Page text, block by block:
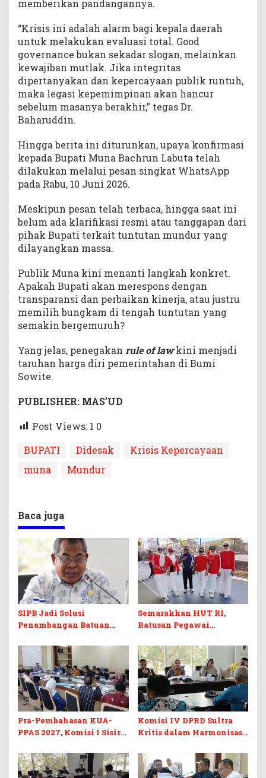
memberikan pandangannya.
“Krisis ini adalah alarm bagi kepala daerah
untuk melakukan evaluasi total. Good
governance bukan sekadar slogan, melainkan
kewajiban mutlak. Jika integritas
dipertanyakan dan kepercayaan publik runtuh,
maka legasi kepemimpinan akan hancur
sebelum masanya berakhir,” tegas Dr.
Baharuddin.
Hingga berita ini diturunkan, upaya konfirmasi
kepada Bupati Muna Bachrun Labuta telah
dilakukan melalui pesan singkat WhatsApp
pada Rabu, 10 Juni 2026.
Meskipun pesan telah terbaca, hingga saat ini
belum ada klarifikasi resmi atau tanggapan dari
pihak Bupati terkait tuntutan mundur yang
dilayangkan massa.
Publik Muna kini menanti langkah konkret.
Apakah Bupati akan merespons dengan
transparansi dan perbaikan kinerja, atau justru
memilih bungkam di tengah tuntutan yang
semakin bergemuruh?
Yang jelas, penegakan rule of law kini menjadi
taruhan harga diri pemerintahan di Bumi
Sowite.
PUBLISHER: MAS’UD
Post Views: 1 0
BUPATI
Didesak
Krisis Kepercayaan
muna
Mundur
Baca juga
SIPB Jadi Solusi
Penambangan Batuan
di Sultra
Semarakkan HUT RI,
Ratusan Pegawai
Ikuti Lomba Bola Gotong
Pra-Pembahasan KUA-
PPAS 2027, Komisi I Sisir
Berkelanjutan
Komisi IV DPRD Sultra
Kritis dalam Harmonisasi
Perubahan APBD 2026